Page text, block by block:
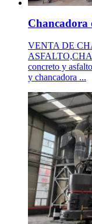
Chancadora
VENTA DE
concreto y
y chancadora ...